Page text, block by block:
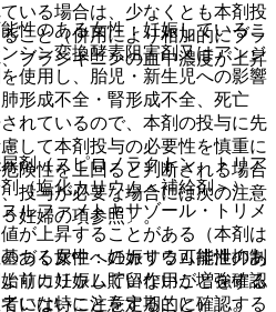
いる場合は、少なくとも本剤投
こと（併用により相加的にブラ
ブラジキニンの血中濃度が上昇
剤（スピロノラクトン、トリア
（塩化カリウム＜補給剤＞）、
ルファメトキサゾール・トリメ
が上昇することがある（本剤は
づく尿中へのカリウム排泄抑制
りカリウム貯留作用が増強する
には特に注意すること）］。
性のある女性：妊娠しているこ
シン変換酵素阻害剤又はアンジ
使用し、胎児・新生児への影響
形成不全・腎形成不全、死亡
れているので、本剤の投与に先
して本剤投与の必要性を慎重に
険性を上回ると判断される場合
投与が必要な場合には次の注意
妊婦の項参照〕。
ある女性：妊娠する可能性のあ
前に妊娠していないことを確認
いないことを定期的に確認する